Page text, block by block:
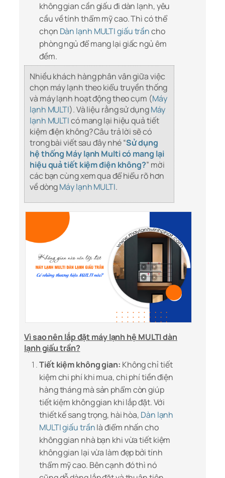
không gian cần giấu đi dàn lạnh, yêu
cầu về tính thẩm mỹ cao. Thì có thể
chọn Dàn lạnh MULTI giấu trầncho
phòng ngủ để mang lại giấc ngủ êm
đềm.
Nhiều khách hàng phân vân giữa việc
chọn máy lạnh theo kiểu truyền thống
và máy lạnh hoạt động theo cụm (Máy
lạnh MULTI). Và liệu rằng sử dụngMáy
lạnh MULTIcó mang lại hiệu quả tiết
kiệm điện không? Câu trả lời sẽ có
trong bài viết sau đây nhé “Sử dụng
hệ thống Máy lạnh Multi có mang lại
hiệu quả tiết kiệm điện không?” mời
các bạn cùng xem qua để hiểu rõ hơn
về dòngMáy lạnh MULTI.
Vì sao nên lắp đặt máy lạnh hệ MULTI dàn
lạnh giấu trần?
Tiết kiệm không gian: Không chỉ tiết
kiệm chi phí khi mua, chi phí tiền điện
hàng tháng mà sản phẩm còn giúp
tiết kiệm không gian khi lắp đặt. Với
thiết kế sang trọng, hài hòa, Dàn lạnh
MULTI giấu trầnlà điểm nhấn cho
không gian nhà bạn khi vừa tiết kiệm
không gian lại vừa làm đẹp bởi tính
thẩm mỹ cao. Bên cạnh đó thì nó